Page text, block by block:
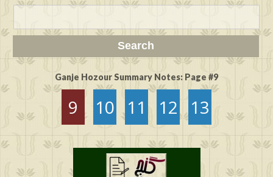
Ganje Hozour Summary Notes: Page #9
9 10 11 12 13